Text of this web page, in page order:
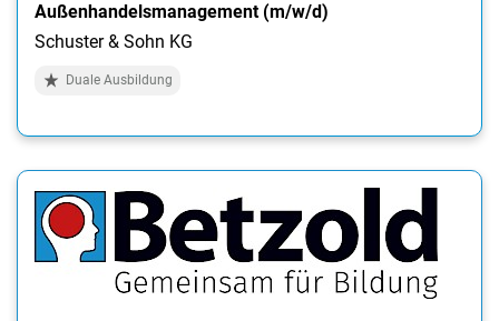
Außenhandelsmanagement (m/w/d)
Schuster & Sohn KG
Duale Ausbildung